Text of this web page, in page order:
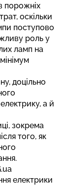
порожніх
оскільки
поступово
роль у
ламп на
доцільно
а й
зокрема
того, як
електрики